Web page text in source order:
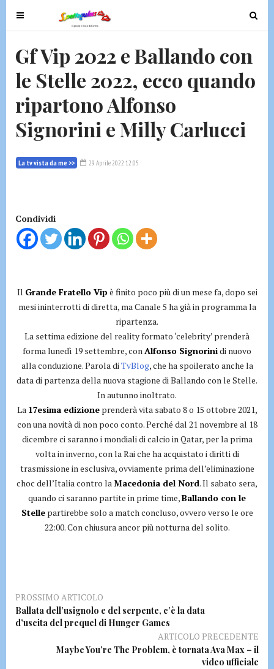
T
o
g
l
e
n
v
g
o
n
T
o
g
e
Gf Vip 2022 e Ballando con
le Stelle 2022, ecco quando
ripartono Alfonso
Signorini e Milly Carlucci
La tv vista da me >> 29 Aprile 2022 12:05
Condividi
Il Grande Fratello Vip è finito poco più di un mese fa, dopo sei
mesi ininterrotti di diretta, ma Canale 5 ha già in programma la
ripartenza.
La settima edizione del reality formato ‘celebrity’ prenderà
forma lunedì 19 settembre, conAlfonso Signorinidi nuovo
alla conduzione. Parola diTvBlog, che ha spoilerato anche la
data di partenza della nuova stagione di Ballando con le Stelle.
In autunno inoltrato.
La 17esima edizioneprenderà vita sabato 8 o 15 ottobre 2021,
con una novità di non poco conto. Perché dal 21 novembre al 18
dicembre ci saranno i mondiali di calcio in Qatar, per la prima
volta in inverno, con la Rai che ha acquistato i diritti di
trasmissione in esclusiva, ovviamente prima dell’eliminazione
choc dell’Italia contro laMacedonia del Nord. Il sabato sera,
quando ci saranno partite in prime time,Ballando con le
Stellepartirebbe solo a match concluso, ovvero verso le ore
22:00. Con chiusura ancor più notturna del solito.
PROSSIMO ARTICOLO
Ballata dell’usignolo e del serpente, c’è la data
d’uscita del prequel di Hunger Games
ARTICOLO PRECEDENTE
Maybe You’re The Problem, è tornata Ava Max – il
video ufficiale